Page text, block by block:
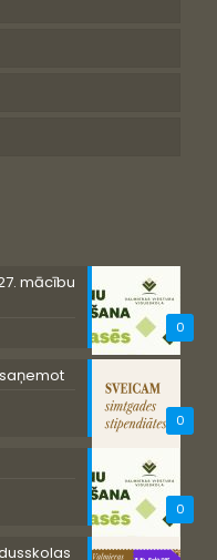
0
mācību
0
0